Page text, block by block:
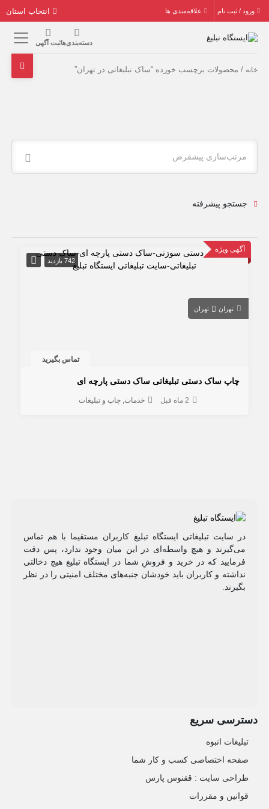
ورود / ثبت نام علاقه‌مندی ها
دسته‌بندی‌هاثبت آگهی
خانه / محصولات برچسب خورده “ساک تبلیغاتی در تهران”
مرتب‌سازی پیشفرض
جستجو پیشرفته
آگهی ویژه
742 بازدید
تهران تهران
تماس بگیرید
چاپ ساک دستی تبلیغاتی ساک دستی پارچه ای
2 ماه قبل خدمات چاپ و تبلیغات
در سایت تبلیغاتی ایستگاه تبلیغ کاربران مستقیما با هم تماس
می‌گیرند و هیچ واسطه‌ای در این میان وجود ندارد، پس دقت
فرمایید که در خرید و فروشِ شما در ایستگاه تبلیغ هیچ دخالتی
نداشته و کاربران باید خودشان جنبه‌های مختلف امنیتی را در نظر
بگیرند.
دسترسی سریع
تبلیغات انبوه
صفحه اختصاصی کسب و کار شما
طراحی سایت :‌ ققنوس پارس
قوانین و مقررات